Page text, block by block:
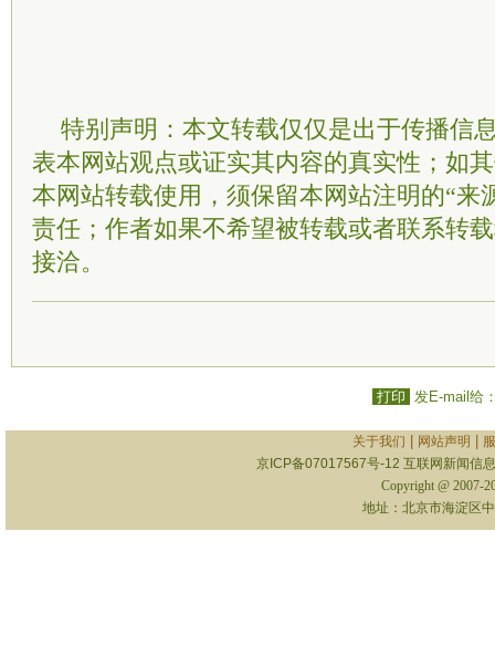
特别声明：本文转载仅仅是出于传播信
表本网站观点或证实其内容的真实性；如
本网站转载使用，须保留本网站注明的“来
责任；作者如果不希望被转载或者联系转
接洽。
打印 发E-mail给
关于我们 网站声明
京ICP备07017567号-12 互联网新闻信
Copyright @ 2007-
地址：北京市海淀区